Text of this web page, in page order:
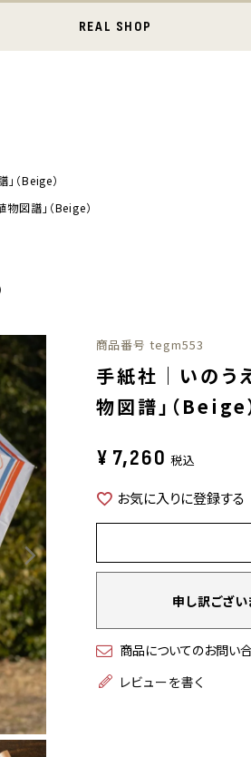
REAL SHOP
（Beige）
図譜」（Beige）
商品番号 tegm553
手紙社｜いのう
物図譜」（Beige
¥ 7,260 税込
お気に入りに登録する
申し訳ござい
商品についてのお問い
レビューを書く